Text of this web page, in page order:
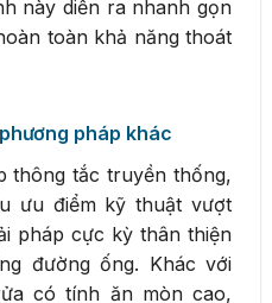
này diễn ra nhanh gọn
toàn khả năng thoát
pháp khác
thông tắc truyền thống,
ưu điểm kỹ thuật vượt
pháp cực kỳ thân thiện
đường ống. Khác với
có tính ăn mòn cao,